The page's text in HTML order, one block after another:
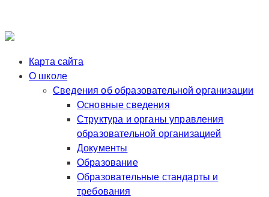
Карта сайта
О школе
Сведения об образовательной организации
Основные сведения
Структура и органы управления
образовательной организацией
Документы
Образование
Образовательные стандарты и
требования